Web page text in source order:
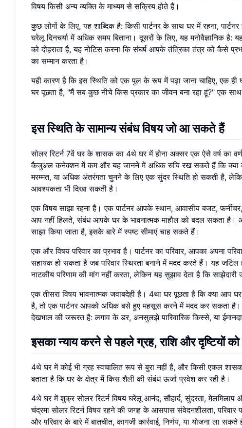
विषय किसी अन्य व्यक्ति के माध्यम से सक्रिय होते हैं।
कुछ लोगों के लिए, यह शाब्दिक है: किसी पार्टनर के साथ घर में रहना,
घरेलू दिनचर्या में अधिक समय बिताना। दूसरों के लिए, यह मनोवैज्ञानिक
को दोहराता है, यह नोटिस करना कि संघर्ष आपके तंत्रिका तंत्र को कैसे
का सम्मान करता है।
यही कारण है कि इस स्थिति को एक पुल के रूप में पढ़ा जाना चाहिए, एक
घर पूछता है, "मैं सब कुछ नीचे किस प्रकार का जीवन बना रहा हूं?" एक
इस स्थिति के सामान्य संबंध विषय जो आ सकते हैं
सोलर रिटर्न 7वें घर के शासक का 4थे घर में होना अक्सर एक ऐसे वर्ष का
कैजुअल कनेक्शन में कम और यह जानने में अधिक रुचि रख सकते हैं कि क्या
मरम्मत, या अधिक अंतरंगता चुनने के लिए एक सुंदर स्थिति हो सकती है, लेकिन
आवश्यकता भी दिखा सकती है।
एक विषय साझा रहना है। एक पार्टनर आपके स्थान, आवासीय बजट,
आप नहीं हिलते, संबंध आपके घर के भावनात्मक माहौल को बदल सकता है। आप
साझा किया जाता है, इसके बारे में स्पष्ट सीमाएं चाह सकते हैं।
एक और विषय परिवार का प्रभाव है। पार्टनर का परिवार, आपका अपना
सहायक हो सकता है जब परिवार स्थिरता बनाने में मदद करते हैं। यह जटिल
नाटकीय परिणाम की मांग नहीं करता, लेकिन यह सुझाव देता है कि साझेदारी
एक तीसरा विषय भावनात्मक जवाबदेही है। 4था घर पूछता है कि क्या आप
है, तो एक पार्टनर आपको अधिक बसे हुए महसूस करने में मदद कर सकता है।
देखभाल की जरूरत है: लगाव के डर, अनसुलझे पारिवारिक किस्से, या
इसका न्याय करने से पहले ग्रह, राशि और दृष्टियों
4थे घर में कोई भी ग्रह स्वचालित रूप से बुरा नहीं है, और किसी एकल
बताता है कि घर के क्षेत्र में किस शैली की संबंध ऊर्जा प्रवेश कर रही है।
4थे घर में शुक्र सोलर रिटर्न विषय घरेलू आनंद, सौहार्द, सुंदरता,
चंद्रमा सोलर रिटर्न विषय रहने की जगह के आसपास संवेदनशीलता,
और परिवार के बारे में बातचीत, कागजी कार्रवाई, निर्णय, या योजना ला